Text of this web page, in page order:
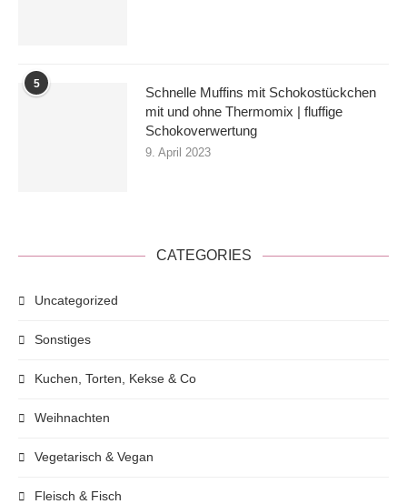
5
Schnelle Muffins mit Schokostückchen
mit und ohne Thermomix | fluffige
Schokoverwertung
9. April 2023
CATEGORIES
Uncategorized
Sonstiges
Kuchen, Torten, Kekse & Co
Weihnachten
Vegetarisch & Vegan
Fleisch & Fisch